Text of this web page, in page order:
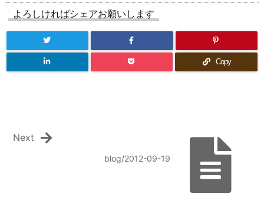
よろしければシェアお願いします
Copy
blog/2012-09-19
Next